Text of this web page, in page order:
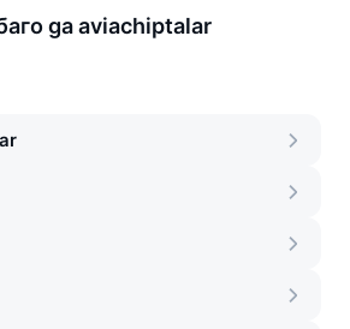
ga aviachiptalar